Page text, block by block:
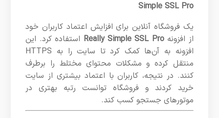
Simple SSL Pro
یک فروشگاه آنلاین برای افزایش اعتماد کاربران خود
از افزونهReally Simple SSL Pro استفاده کرد. این
افزونه به آن‌ها کمک کرد تا سایت را به HTTPS
منتقل کرده و مشکلات محتوای مختلط را برطرف
کنند. در نتیجه، کاربران با اعتماد بیشتری از سایت
خرید کردند و فروشگاه توانست رتبه بهتری در
موتورهای جستجو کسب کند.